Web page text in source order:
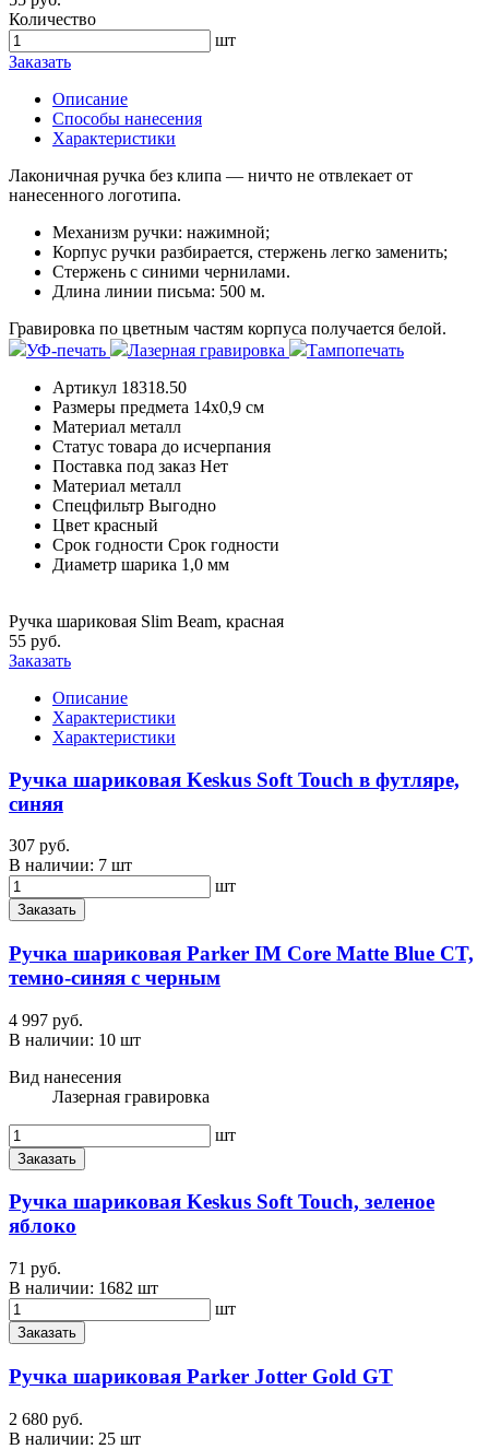
Количество
шт
Заказать
Описание
Способы нанесения
Характеристики
Лаконичная ручка без клипа — ничто не отвлекает от
нанесенного логотипа.
Механизм ручки: нажимной;
Корпус ручки разбирается, стержень легко заменить;
Стержень с синими чернилами.
Длина линии письма: 500 м.
Гравировка по цветным частям корпуса получается белой.
УФ-печать
Лазерная гравировка
Тампопечать
Артикул 18318.50
Размеры предмета 14х0,9 см
Материал металл
Статус товара до исчерпания
Поставка под заказ Нет
Материал металл
Спецфильтр Выгодно
Цвет красный
Срок годности Срок годности
Диаметр шарика 1,0 мм
Ручка шариковая Slim Beam, красная
55 руб.
Заказать
Описание
Характеристики
Характеристики
Ручка шариковая Keskus Soft Touch в футляре,
синяя
307 руб.
В наличии: 7 шт
шт
Заказать
Ручка шариковая Parker IM Core Matte Blue CT,
темно-синяя с черным
4 997 руб.
В наличии: 10 шт
Вид нанесения
Лазерная гравировка
шт
Заказать
Ручка шариковая Keskus Soft Touch, зеленое
яблоко
71 руб.
В наличии: 1682 шт
шт
Заказать
Ручка шариковая Parker Jotter Gold GT
2 680 руб.
В наличии: 25 шт